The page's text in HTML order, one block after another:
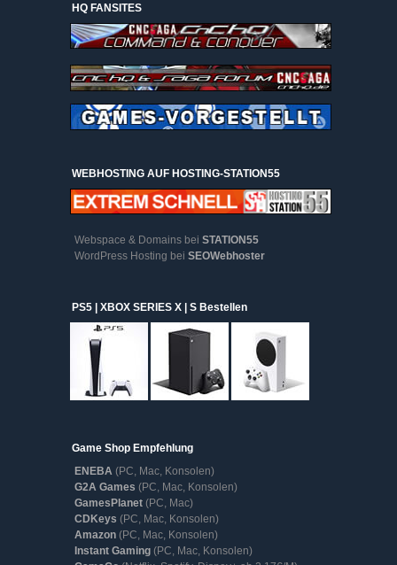
HQ FANSITES
WEBHOSTING AUF HOSTING-STATION55
Webspace & Domains bei STATION55
WordPress Hosting bei SEOWebhoster
PS5 | XBOX SERIES X | S Bestellen
Game Shop Empfehlung
ENEBA (PC, Mac, Konsolen)
G2A Games (PC, Mac, Konsolen)
GamesPlanet (PC, Mac)
CDKeys (PC, Mac, Konsolen)
Amazon (PC, Mac, Konsolen)
Instant Gaming (PC, Mac, Konsolen)